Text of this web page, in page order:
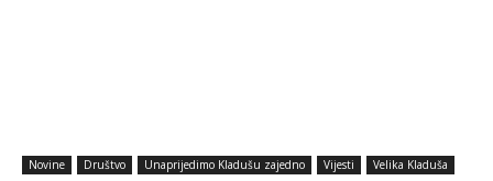
Novine Društvo Unaprijedimo Kladušu zajedno Vijesti Velika Kladuša